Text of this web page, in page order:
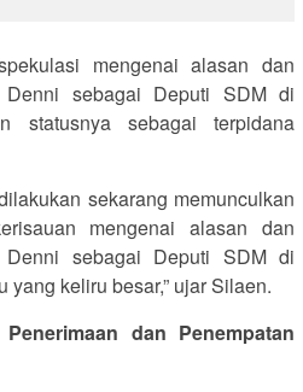
mengenai alasan dan
Denni sebagai Deputi SDM di
statusnya sebagai terpidana
sekarang memunculkan
mengenai alasan dan
Denni sebagai Deputi SDM di
yang keliru besar,” ujar Silaen.
dan Penempatan